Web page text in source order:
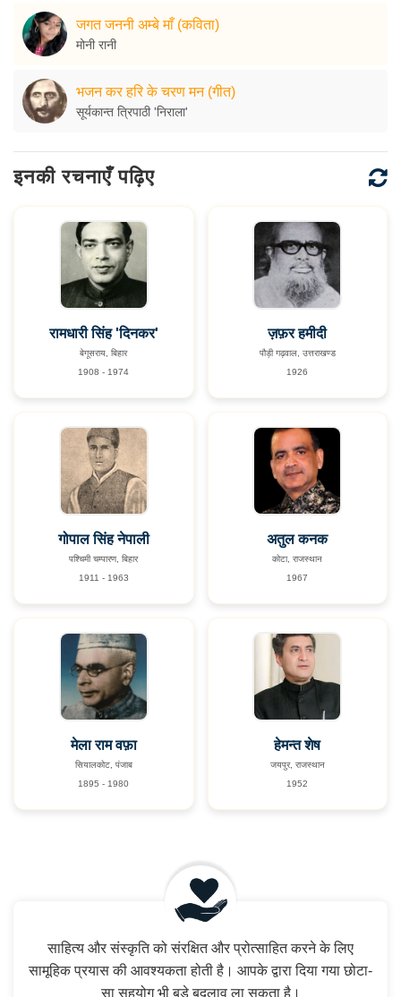
जगत जननी अम्बे माँ (कविता)
मोनी रानी
भजन कर हरि के चरण मन (गीत)
सूर्यकान्त त्रिपाठी 'निराला'
इनकी रचनाएँ पढ़िए
रामधारी सिंह 'दिनकर'
बेगूसराय, बिहार
1908 - 1974
ज़फ़र हमीदी
पौड़ी गढ़वाल, उत्तराखण्ड
1926
गोपाल सिंह नेपाली
पश्चिमी चम्पारण, बिहार
1911 - 1963
अतुल कनक
कोटा, राजस्थान
1967
मेला राम वफ़ा
सियालकोट, पंजाब
1895 - 1980
हेमन्त शेष
जयपुर, राजस्थान
1952
साहित्य और संस्कृति को संरक्षित और प्रोत्साहित करने के लिए
सामूहिक प्रयास की आवश्यकता होती है। आपके द्वारा दिया गया छोटा-
सा सहयोग भी बड़े बदलाव ला सकता है।